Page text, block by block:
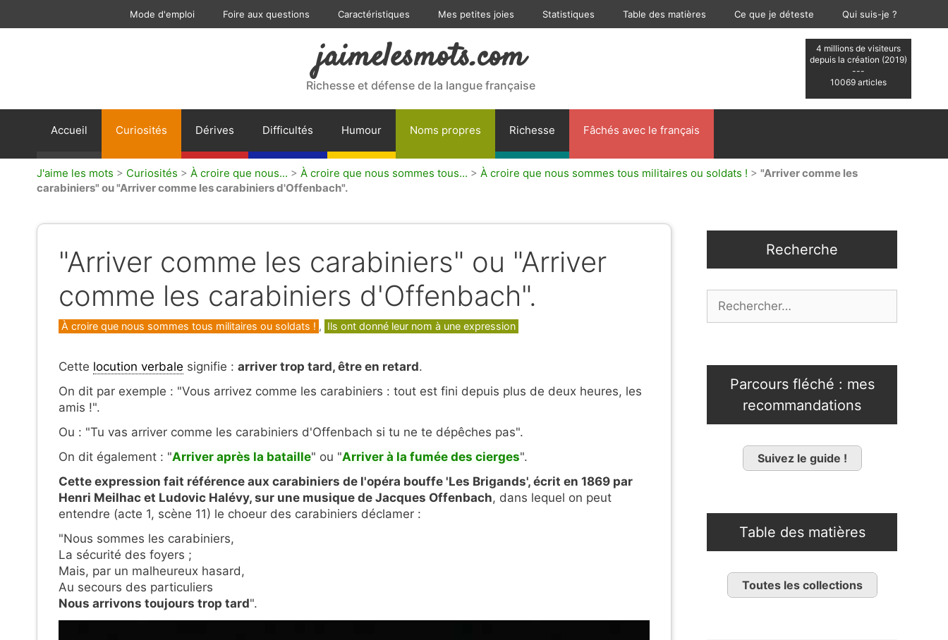
Mode d'emploi Foire aux questions Caractéristiques Mes petites joies Statistiques Table des matières Ce que je déteste Qui suis-je ?
4 millions de visiteurs
depuis la création (2019)
---
10069 articles
jaimelesmots.com
Richesse et défense de la langue française
Accueil Curiosités Dérives Difficultés Humour Noms propres Richesse Fâchés avec le français
J'aime les mots > Curiosités > À croire que nous... > À croire que nous sommes tous... > À croire que nous sommes tous militaires ou soldats ! > "Arriver comme les
carabiniers" ou "Arriver comme les carabiniers d'Offenbach".
"Arriver comme les carabiniers" ou "Arriver
comme les carabiniers d'Offenbach".
Catégories
À croire que nous sommes tous militaires ou soldats ! , Ils ont donné leur nom à une expression
Cette locution verbale signifie : arriver trop tard, être en retard.
On dit par exemple : "Vous arrivez comme les carabiniers : tout est fini depuis plus de deux heures, les
amis !".
Ou : "Tu vas arriver comme les carabiniers d'Offenbach si tu ne te dépêches pas".
On dit également : "Arriver après la bataille" ou "Arriver à la fumée des cierges".
Cette expression fait référence aux carabiniers de l'opéra bouffe 'Les Brigands', écrit en 1869 par
Henri Meilhac et Ludovic Halévy, sur une musique de Jacques Offenbach, dans lequel on peut
entendre (acte 1, scène 11) le choeur des carabiniers déclamer :
"Nous sommes les carabiniers,
La sécurité des foyers ;
Mais, par un malheureux hasard,
Au secours des particuliers
Nous arrivons toujours trop tard".
Recherche
Parcours fléché : mes
recommandations
Suivez le guide !
Table des matières
Toutes les collections